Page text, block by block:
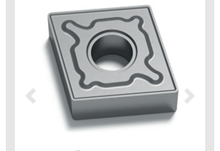
Précédent Suivant